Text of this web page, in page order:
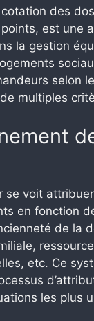
des
est une
la gestion
selon
multiples
se voit
en fonction
de la
etc. Ce
les plus